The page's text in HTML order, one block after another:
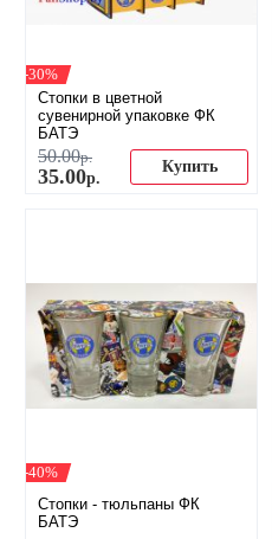
-30%
Стопки в цветной
сувенирной упаковке ФК
БАТЭ
50.00р.
35.00р.
Купить
-40%
Стопки - тюльпаны ФК
БАТЭ